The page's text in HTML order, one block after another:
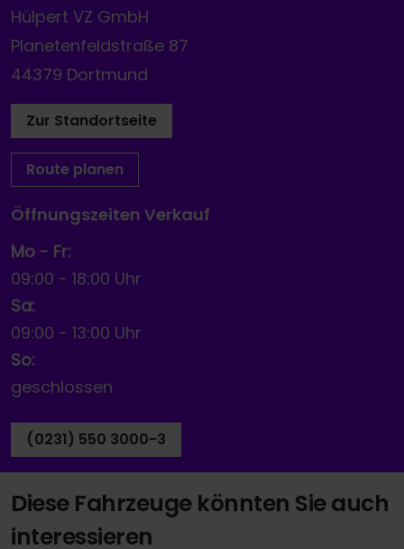
Hülpert VZ GmbH
Planetenfeldstraße 87
44379 Dortmund
Zur Standortseite
Route planen
Öffnungszeiten Verkauf
Mo - Fr:
09:00 - 18:00 Uhr
Sa:
09:00 - 13:00 Uhr
So:
geschlossen
(0231) 550 3000-3
Diese Fahrzeuge könnten Sie auch
interessieren